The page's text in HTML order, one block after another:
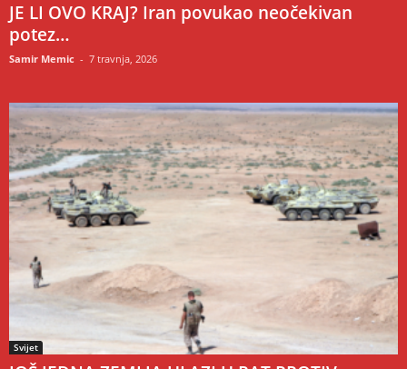
JE LI OVO KRAJ? Iran povukao neočekivan
potez…
Samir Memic - 7 travnja, 2026
Svijet